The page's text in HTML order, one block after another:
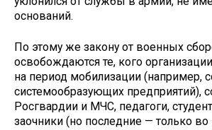
оснований.
По этому же закону от военных
освобождаются те, кого
на период мобилизации (например,
системообразующих предприятий),
Росгвардии и МЧС, педагоги,
заочники (но последние — только